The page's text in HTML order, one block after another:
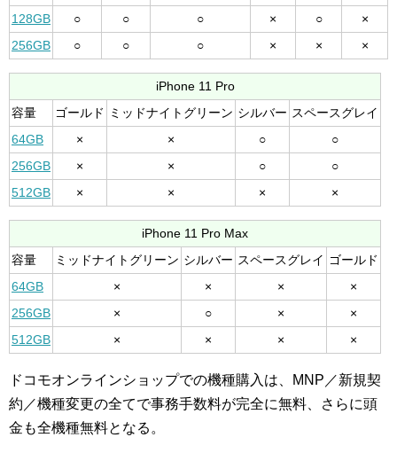
128GB
○ ○ ○ × ○
×
256GB
○ ○ ○ × × ×
iPhone 11 Pro
容量
ゴールド ミッドナイトグリーン シルバー スペースグレイ
64GB
× × ○
○
256GB
× × ○
○
512GB
× × × ×
iPhone 11 Pro Max
容量
ミッドナイトグリーン シルバー スペースグレイ ゴールド
64GB
× × ×
×
256GB
× ○ ×
×
512GB
× × × ×
ドコモオンラインショップでの機種購入は、MNP／新規契
約／機種変更の全てで事務手数料が完全に無料、さらに頭
金も全機種無料となる。